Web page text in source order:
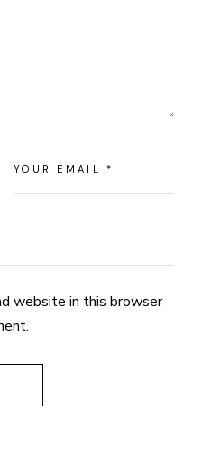
website in this browser